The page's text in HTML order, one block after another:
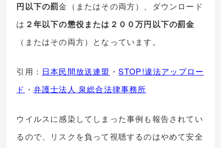
円以下の罰金（またはその両方）、ダウンロード
は ２年以下の懲役または２００万円以下の罰金
（またはその両方）となっています。
引用： 日本民間放送連盟 ・ STOP!違法アップロー
ド ・ 弁護士法人 泉総合法律事務所
ウイルスに感染してしまった事例も報告されてい
るので、リスクを負って視聴するのはやめて安全